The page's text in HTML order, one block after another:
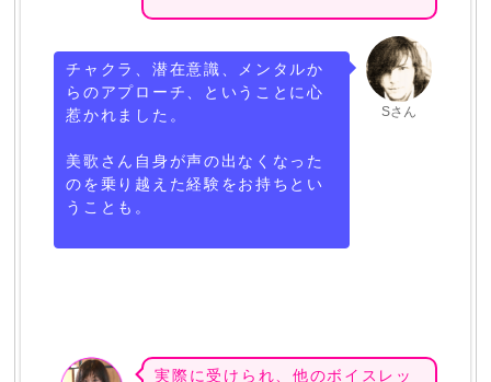
Sさん
チャクラ、潜在意識、メンタルか
らのアプローチ、ということに心
惹かれました。
美歌さん自身が声の出なくなった
のを乗り越えた経験をお持ちとい
うことも。
実際に受けられ、他のボイスレッ